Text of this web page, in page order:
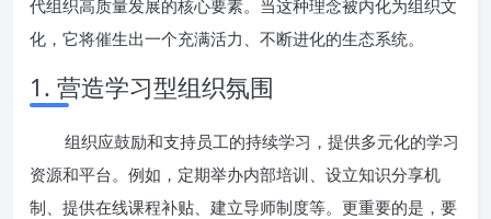
代组织高质量发展的核心要素。当这种理念被内化为组织文
化，它将催生出一个充满活力、不断进化的生态系统。
1. 营造学习型组织氛围
组织应鼓励和支持员工的持续学习，提供多元化的学习
资源和平台。例如，定期举办内部培训、设立知识分享机
制、提供在线课程补贴、建立导师制度等。更重要的是，要